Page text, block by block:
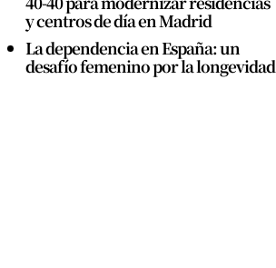
y centros de día en Madrid
La dependencia en España: un
desafío femenino por la longevidad